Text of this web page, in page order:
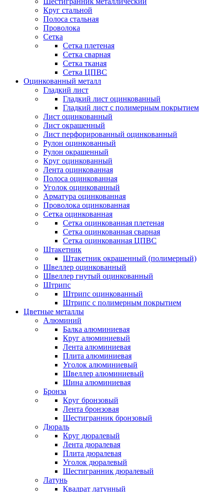
Круг стальной
Полоса стальная
Проволока
Сетка
Сетка плетеная
Сетка сварная
Сетка тканая
Сетка ЦПВС
Оцинкованный металл
Гладкий лист
Гладкий лист оцинкованный
Гладкий лист с полимерным покрытием
Лист оцинкованный
Лист окрашенный
Лист перфорированный оцинкованный
Рулон оцинкованный
Рулон окрашенный
Круг оцинкованный
Лента оцинкованная
Полоса оцинкованная
Уголок оцинкованный
Арматура оцинкованная
Проволока оцинкованная
Сетка оцинкованная
Сетка оцинкованная плетеная
Сетка оцинкованная сварная
Сетка оцинкованная ЦПВС
Штакетник
Штакетник окрашенный (полимерный)
Швеллер оцинкованный
Швеллер гнутый оцинкованный
Штрипс
Штрипс оцинкованный
Штрипс с полимерным покрытием
Цветные металлы
Алюминий
Балка алюминиевая
Круг алюминиевый
Лента алюминиевая
Плита алюминиевая
Уголок алюминиевый
Швеллер алюминиевый
Шина алюминиевая
Бронза
Круг бронзовый
Лента бронзовая
Шестигранник бронзовый
Дюраль
Круг дюралевый
Лента дюралевая
Плита дюралевая
Уголок дюралевый
Шестигранник дюралевый
Латунь
Квадрат латунный